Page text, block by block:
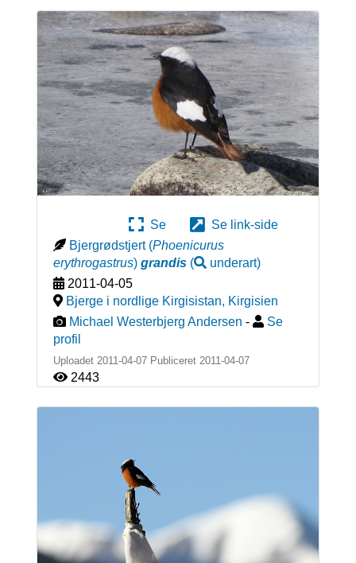
Se
Se link-side
Bjergrødstjert (Phoenicurus
erythrogastrus) grandis( underart)
2011-04-05
Bjerge i nordlige Kirgisistan, Kirgisien
Michael Westerbjerg Andersen -
Se
profil
Uploadet 2011-04-07 Publiceret 2011-04-07
2443